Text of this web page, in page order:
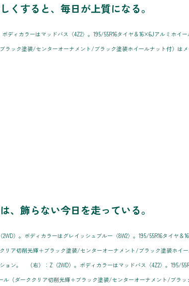
くすると、毎日が上質になる。
ディカラーはマッドバス〈4Z2〉。195/55R16タイヤ＆16×6Jアルミホイ
ラック塗装/センターオーナメント/ブラック塗装ホイールナット付）は
、飾らない今日を走っている。
）。ボディカラーはグレイッシュブルー〈8W2〉。195/55R16タイヤ＆
リア切削光輝＋ブラック塗装/センターオーナメント/ブラック塗装ホイ
ョン。 （右）：Z（2WD）。ボディカラーはマッドバス〈4Z2〉。195/
ル（ダーククリア切削光輝＋ブラック塗装/センターオーナメント/ブラッ